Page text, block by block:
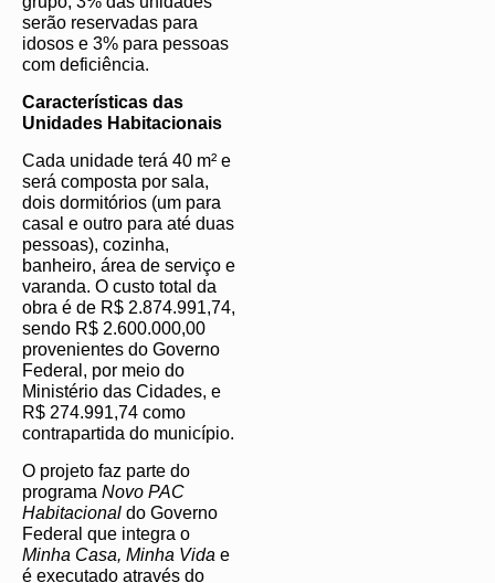
serão reservadas para
idosos e 3% para pessoas
com deficiência.
Características das
Unidades Habitacionais
Cada unidade terá 40 m² e
será composta por sala,
dois dormitórios (um para
casal e outro para até duas
pessoas), cozinha,
banheiro, área de serviço e
varanda. O custo total da
obra é de R$ 2.874.991,74,
sendo R$ 2.600.000,00
provenientes do Governo
Federal, por meio do
Ministério das Cidades, e
R$ 274.991,74 como
contrapartida do município.
O projeto faz parte do
programa Novo PAC
Habitacional do Governo
Federal que integra o
Minha Casa, Minha Vida e
é executado através do